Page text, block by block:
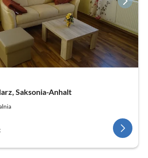
Saksonia-Anhalt